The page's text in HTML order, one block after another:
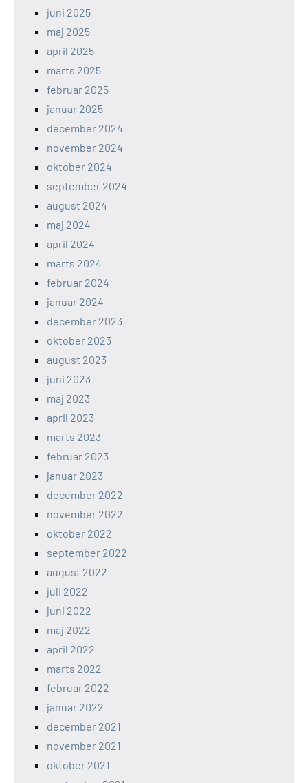
juni 2025
maj 2025
april 2025
marts 2025
februar 2025
januar 2025
december 2024
november 2024
oktober 2024
september 2024
august 2024
maj 2024
april 2024
marts 2024
februar 2024
januar 2024
december 2023
oktober 2023
august 2023
juni 2023
maj 2023
april 2023
marts 2023
februar 2023
januar 2023
december 2022
november 2022
oktober 2022
september 2022
august 2022
juli 2022
juni 2022
maj 2022
april 2022
marts 2022
februar 2022
januar 2022
december 2021
november 2021
oktober 2021